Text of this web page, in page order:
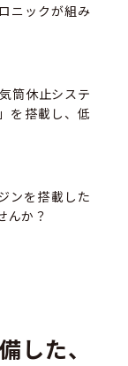
ニックが組み
筒休止システ
を搭載し、低
ンを搭載した
んか？
した、